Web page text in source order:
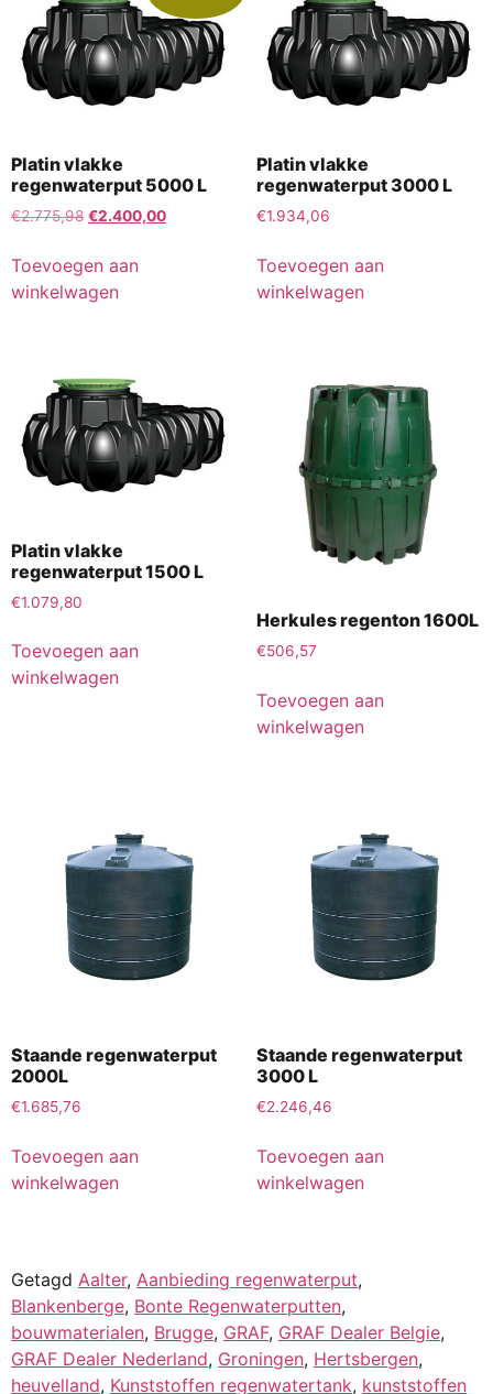
Platin vlakke
regenwaterput 5000 L
€2.775,98 €2.400,00
Toevoegen aan
winkelwagen
Platin vlakke
regenwaterput 3000 L
€1.934,06
Toevoegen aan
winkelwagen
Platin vlakke
regenwaterput 1500 L
€1.079,80
Toevoegen aan
winkelwagen
Herkules regenton 1600L
€506,57
Toevoegen aan
winkelwagen
Staande regenwaterput
2000L
€1.685,76
Toevoegen aan
winkelwagen
Staande regenwaterput
3000 L
€2.246,46
Toevoegen aan
winkelwagen
Getagd Aalter, Aanbieding regenwaterput,
Blankenberge, Bonte Regenwaterputten,
bouwmaterialen, Brugge, GRAF, GRAF Dealer Belgie,
GRAF Dealer Nederland, Groningen, Hertsbergen,
heuvelland, Kunststoffen regenwatertank, kunststoffen